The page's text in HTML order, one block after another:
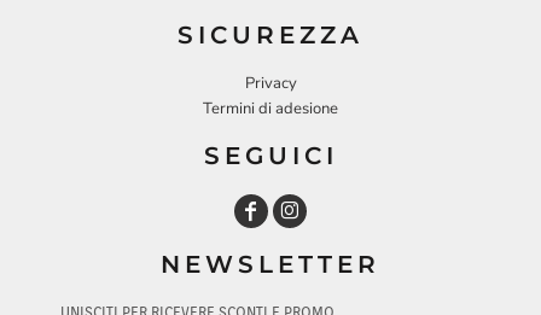
SICUREZZA
Privacy
Termini di adesione
SEGUICI
NEWSLETTER
UNISCITI PER RICEVERE SCONTI E PROMO